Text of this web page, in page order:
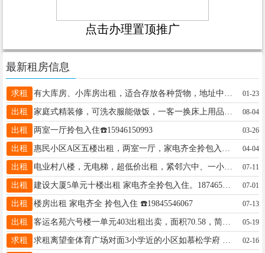
点击办理置顶推广
最新租房信息
求租 01-23
出租 08-04
出租 两室一厅拎包入住☎️15946150993 03-26
出租 04-04
出租 电业村八楼，无电梯，超低价出租，紧邻六中、一小学、正街，室内有冰箱、电视、洗衣机，整年租，非诚勿扰！电话:18724366036 07-11
出租 建设大厦5单元十楼出租 家电齐全拎包入住。18746567193 07-01
出租 楼房出租 家电齐全 拎包入住 ☎️19845546067 07-13
出租 客运名苑六号楼一单元403出租出卖，面积70.58，简单装修，联系电话18245539898 05-19
求租 02-16